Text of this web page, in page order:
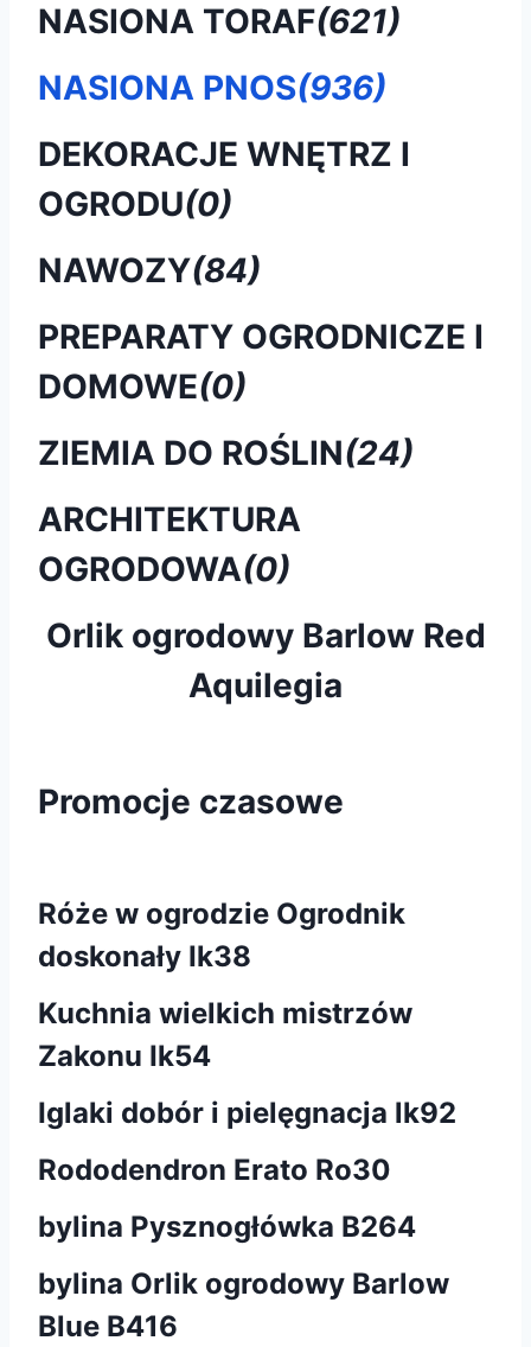
NASIONA TORAF(621)
NASIONA PNOS(936)
DEKORACJE WNĘTRZ I
OGRODU(0)
NAWOZY(84)
PREPARATY OGRODNICZE I
DOMOWE(0)
ZIEMIA DO ROŚLIN(24)
ARCHITEKTURA
OGRODOWA(0)
Orlik ogrodowy Barlow Red
Aquilegia
Promocje czasowe
Róże w ogrodzie Ogrodnik
doskonały Ik38
Kuchnia wielkich mistrzów
Zakonu Ik54
Iglaki dobór i pielęgnacja lk92
Rododendron Erato Ro30
bylina Pysznogłówka B264
bylina Orlik ogrodowy Barlow
Blue B416